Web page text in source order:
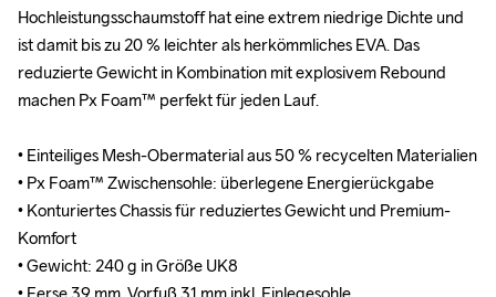
Hochleistungsschaumstoff hat eine extrem niedrige Dichte und
ist damit bis zu 20 % leichter als herkömmliches EVA. Das
reduzierte Gewicht in Kombination mit explosivem Rebound
machen Px Foam™ perfekt für jeden Lauf.
• Einteiliges Mesh-Obermaterial aus 50 % recycelten Materialien
• Px Foam™ Zwischensohle: überlegene Energierückgabe
• Konturiertes Chassis für reduziertes Gewicht und Premium-
Komfort
• Gewicht: 240 g in Größe UK8
Hochleistungsschaumstoff hat eine extrem niedrige Dichte und
ist damit bis zu 20 % leichter als herkömmliches EVA. Das
reduzierte Gewicht in Kombination mit explosivem Rebound
machen Px Foam™ perfekt für jeden Lauf.
• Einteiliges Mesh-Obermaterial aus 50 % recycelten Materialien
• Px Foam™ Zwischensohle: überlegene Energierückgabe
• Konturiertes Chassis für reduziertes Gewicht und Premium-
Komfort
• Gewicht: 240 g in Größe UK8